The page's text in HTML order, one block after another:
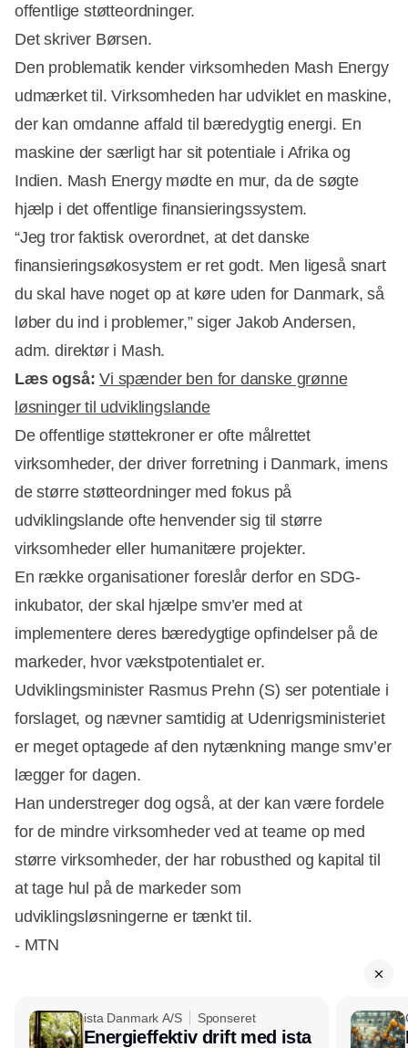
offentlige støtteordninger.
Det skriver Børsen.
Den problematik kender virksomheden Mash Energy
udmærket til. Virksomheden har udviklet en maskine,
der kan omdanne affald til bæredygtig energi. En
maskine der særligt har sit potentiale i Afrika og
Indien. Mash Energy mødte en mur, da de søgte
hjælp i det offentlige finansieringssystem.
“Jeg tror faktisk overordnet, at det danske
finansieringsøkosystem er ret godt. Men ligeså snart
du skal have noget op at køre uden for Danmark, så
løber du ind i problemer,” siger Jakob Andersen,
adm. direktør i Mash.
Læs også:Vi spænder ben for danske grønne
løsninger til udviklingslande
De offentlige støttekroner er ofte målrettet
virksomheder, der driver forretning i Danmark, imens
de større støtteordninger med fokus på
udviklingslande ofte henvender sig til større
virksomheder eller humanitære projekter.
En række organisationer foreslår derfor en SDG-
inkubator, der skal hjælpe smv’er med at
implementere deres bæredygtige opfindelser på de
markeder, hvor vækstpotentialet er.
Udviklingsminister Rasmus Prehn (S) ser potentiale i
forslaget, og nævner samtidig at Udenrigsministeriet
er meget optagede af den nytænkning mange smv’er
lægger for dagen.
Han understreger dog også, at der kan være fordele
for de mindre virksomheder ved at teame op med
større virksomheder, der har robusthed og kapital til
at tage hul på de markeder som
udviklingsløsningerne er tænkt til.
- MTN
ista Danmark A/S Sponseret
Energieffektiv drift med ista